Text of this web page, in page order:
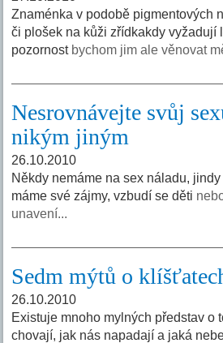
Znaménka v podobě pigmentových
či plošek na kůži zřídkakdy vyžadují
pozornost bychom jim ale věnovat
Nesrovnávejte svůj
nikým jiným
26.10.2010
Někdy nemáme na sex náladu,
máme své zájmy, vzbudí se děti
unavení...
Sedm mýtů o
26.10.2010
Existuje mnoho mylných představ o
chovají, jak nás napadají a jaká